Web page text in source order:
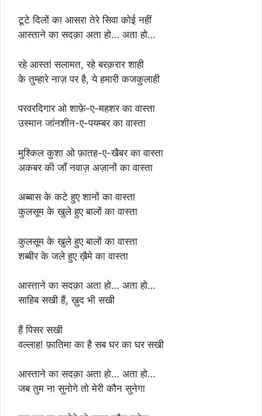
टूटे दिलों का आसरा तेरे सिवा कोई नहीं
आस्ताने का सदक़ा अता हो… अता हो…
रहे आस्तां सलामत, रहे बरक़रार शाही
के तुम्हारे नाज़ पर है, ये हमारी कजकुलाही
परवरदिगार ओ शाफ़े-ए-महशर का वास्ता
उस्मान जांनशीन-ए-पयम्बर का वास्ता
मुश्किल कुशा ओ फ़ातह-ए-खैबर का वास्ता
अकबर की जाँ नवाज़ अज़ानों का वास्ता
अब्बास के कटे हुए शानों का वास्ता
कुलसूम के खुले हुए बालों का वास्ता
कुलसूम के खुले हुए बालों का वास्ता
शब्बीर के जले हुए ख़ैमे का वास्ता
आस्ताने का सदक़ा अता हो… अता हो…
साहिब सखी हैं, ख़ुद भी सखी
हैं पिसर सखी
वल्लाह! फ़ातिमा का है सब घर का घर सखी
आस्ताने का सदक़ा अता हो… अता हो…
जब तुम ना सुनोगे तो मेरी कौन सुनेगा